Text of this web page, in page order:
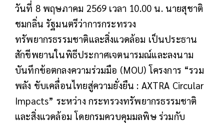
วันที่ 8 พฤษภาคม 2569 เวลา 10.00 น. นายสุชาติ
ชมกลิ่น รัฐมนตรีว่าการกระทรวง
ทรัพยากรธรรมชาติและสิ่งแวดล้อม เป็นประธาน
สักขีพยานในพิธีประกาศเจตนารมณ์และลงนาม
บันทึกข้อตกลงความร่วมมือ (MOU) โครงการ “รวม
พลัง ขับเคลื่อนไทยสู่ความยั่งยืน : AXTRA Circular
Impacts” ระหว่าง กระทรวงทรัพยากรธรรมชาติ
และสิ่งแวดล้อม โดยกรมควบคุมมลพิษ ร่วมกับ